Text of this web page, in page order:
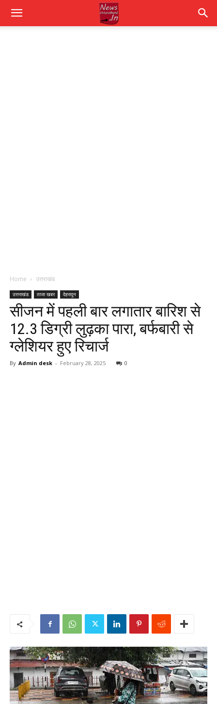
Home उत्तराखंड
उत्तराखंड ताजा खबर देहरादून
सीजन में पहली बार लगातार बारिश से
12.3 डिग्री लुढ़का पारा, बर्फबारी से
ग्लेशियर हुए रिचार्ज
By Admin desk - February 28, 2025 0